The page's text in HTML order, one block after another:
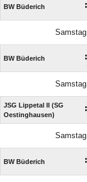
BW Büderich :
BW Büderich :
JSG Lippetal II (SG
Oestinghausen)
:
BW Büderich :